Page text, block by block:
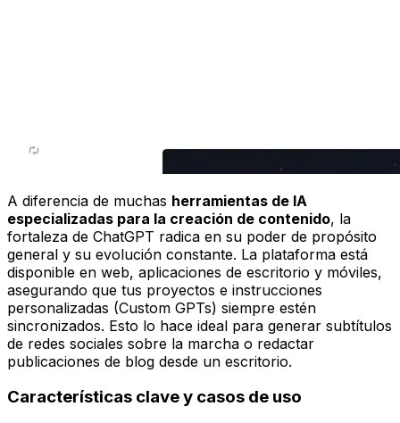
A diferencia de muchas herramientas de IA
especializadas para la creación de contenido, la
fortaleza de ChatGPT radica en su poder de propósito
general y su evolución constante. La plataforma está
disponible en web, aplicaciones de escritorio y móviles,
asegurando que tus proyectos e instrucciones
personalizadas (Custom GPTs) siempre estén
sincronizados. Esto lo hace ideal para generar subtítulos
de redes sociales sobre la marcha o redactar
publicaciones de blog desde un escritorio.
Características clave y casos de uso